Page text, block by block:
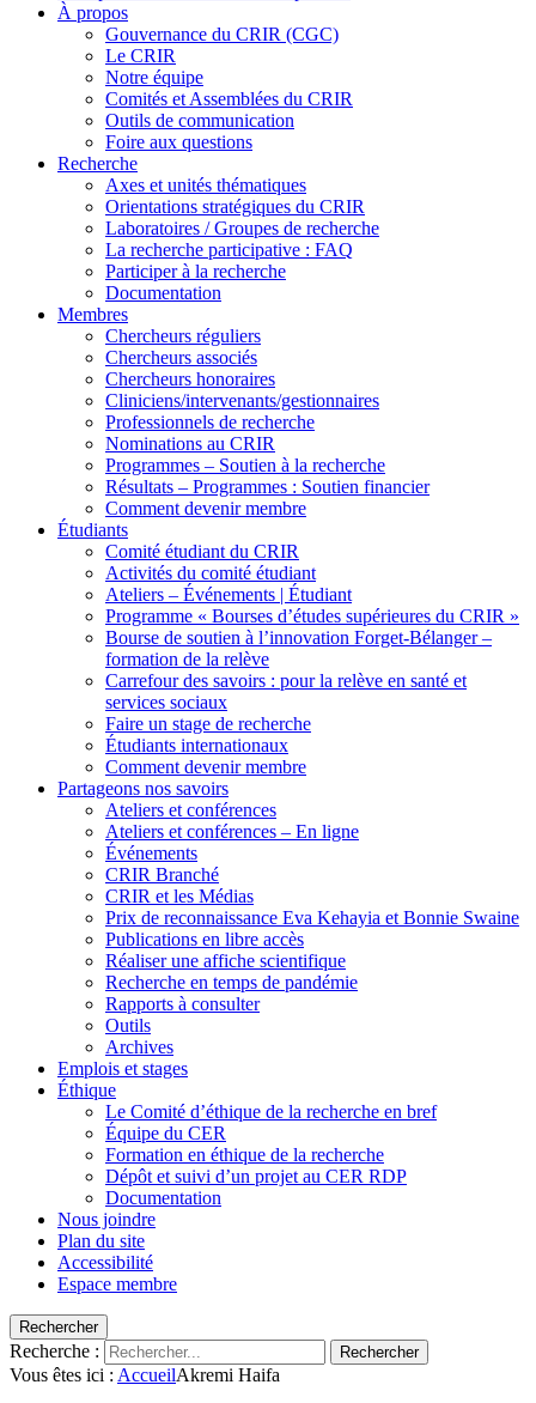
À propos
Gouvernance du CRIR (CGC)
Le CRIR
Notre équipe
Comités et Assemblées du CRIR
Outils de communication
Foire aux questions
Recherche
Axes et unités thématiques
Orientations stratégiques du CRIR
Laboratoires / Groupes de recherche
La recherche participative : FAQ
Participer à la recherche
Documentation
Membres
Chercheurs réguliers
Chercheurs associés
Chercheurs honoraires
Cliniciens/intervenants/gestionnaires
Professionnels de recherche
Nominations au CRIR
Programmes – Soutien à la recherche
Résultats – Programmes : Soutien financier
Comment devenir membre
Étudiants
Comité étudiant du CRIR
Activités du comité étudiant
Ateliers – Événements | Étudiant
Programme « Bourses d’études supérieures du CRIR »
Bourse de soutien à l’innovation Forget-Bélanger –
formation de la relève
Carrefour des savoirs : pour la relève en santé et
services sociaux
Faire un stage de recherche
Étudiants internationaux
Comment devenir membre
Partageons nos savoirs
Ateliers et conférences
Ateliers et conférences – En ligne
Événements
CRIR Branché
CRIR et les Médias
Prix de reconnaissance Eva Kehayia et Bonnie Swaine
Publications en libre accès
Réaliser une affiche scientifique
Recherche en temps de pandémie
Rapports à consulter
Outils
Archives
Emplois et stages
Éthique
Le Comité d’éthique de la recherche en bref
Équipe du CER
Formation en éthique de la recherche
Dépôt et suivi d’un projet au CER RDP
Documentation
Nous joindre
Plan du site
Accessibilité
Espace membre
Rechercher
Recherche : Rechercher
Vous êtes ici : AccueilAkremi Haifa